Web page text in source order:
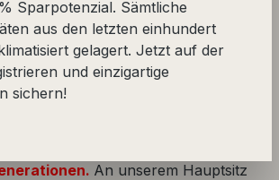
spannenden Rubrik
Europas ", in der wir Ihnen ganz
aus der
Champagne und ganz
die wir zum Teil exklusiv
An unserem Hauptsitz
Sparpotenzial. Sämtliche
aus den letzten einhundert
gelagert. Jetzt auf der
und einzigartige
sichern!